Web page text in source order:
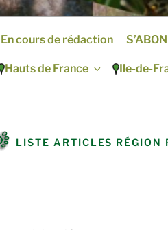
En cours de rédaction
Hauts de France Ile-de-
LISTE ARTICLES RÉGION